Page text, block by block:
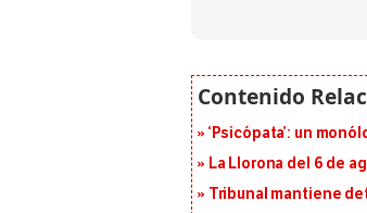
‘Psicópata’: un
La Llorona del 6 de
Tribunal mantiene